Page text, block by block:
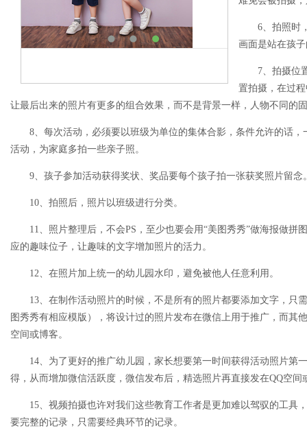
6、拍照时，
画面是站在孩
7、拍摄位置
置拍摄，在过
让最后出来的照片有更多的组合效果，而不是背景一样，人物不同的
8、每次活动，必须要以班级为单位的集体合影，条件允许的话，
活动，为家庭多拍一些亲子照。
9、孩子参加活动获得奖状、奖品要每个孩子拍一张获奖照片留念
10、拍照后，照片以班级进行分类。
11、照片整理后，不会PS，至少也要会用“美图秀秀”做海报做拼
应的趣味位子，让趣味的文字增加照片的活力。
12、在照片加上统一的幼儿园水印，避免被他人任意利用。
13、在制作活动照片的时候，不是所有的照片都要添加文字，只
图秀秀有相应模版），将设计过的照片发布在微信上用于推广，而其
空间或博客。
14、为了更好的推广幼儿园，家长想要第一时间获得活动照片第
得，从而增加微信活跃度，微信发布后，精选照片再直接发在QQ空间
15、视频拍摄也许对我们这些教育工作者是更加难以驾驭的工具
要完整的记录，只需要经典环节的记录。